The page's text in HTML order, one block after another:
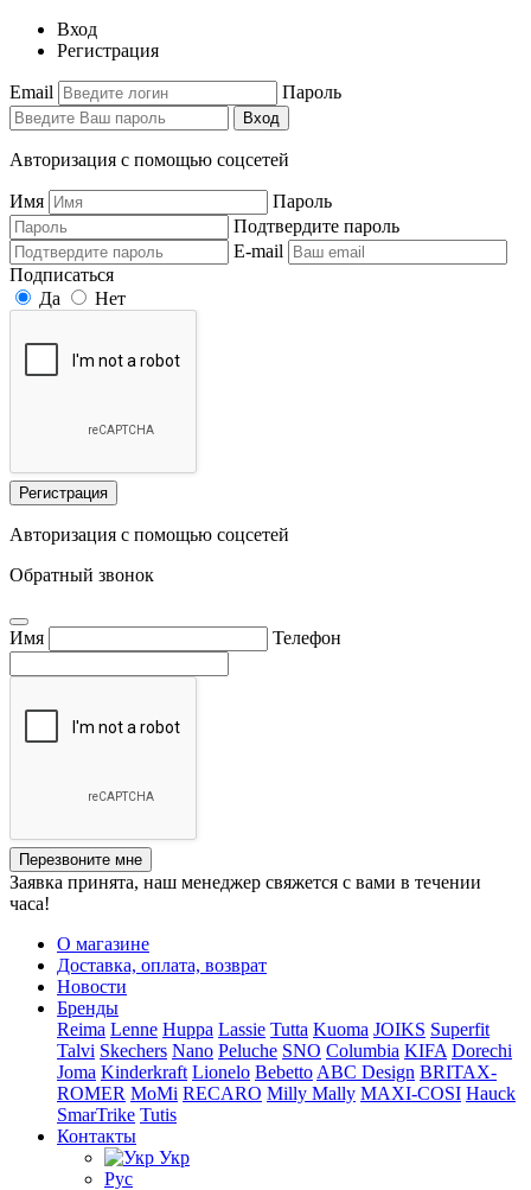
Вход
Регистрация
Email Пароль
Вход
Авторизация с помощью соцсетей
Имя
Пароль
Подтвердите пароль
E-mail
Подписаться
Да
Нет
Регистрация
Авторизация с помощью соцсетей
Обратный звонок
Имя Телефон
Перезвоните мне
Заявка принята, наш менеджер свяжется с вами в течении
часа!
О магазине
Доставка, оплата, возврат
Новости
Бренды
Reima Lenne Huppa Lassie Tutta Kuoma JOIKS Superfit
Talvi Skechers Nano Peluche SNO Columbia KIFA Dorechi
Joma Kinderkraft Lionelo Bebetto ABC Design BRITAX-
ROMER MoMi RECARO Milly Mally MAXI-COSI Hauck
SmarTrike Tutis
Контакты
Укр
Рус